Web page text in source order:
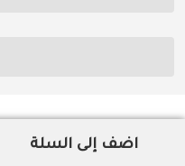
اضف إلى السلة